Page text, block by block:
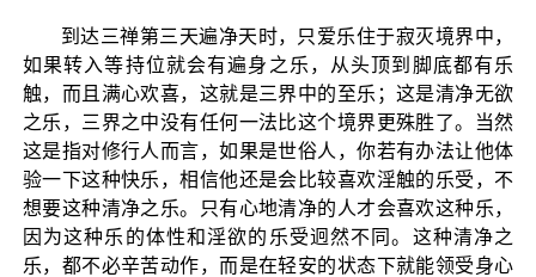
到达三禅第三天遍净天时，只爱乐住于寂灭境界中，
如果转入等持位就会有遍身之乐，从头顶到脚底都有乐
触，而且满心欢喜，这就是三界中的至乐；这是清净无欲
之乐，三界之中没有任何一法比这个境界更殊胜了。当然
这是指对修行人而言，如果是世俗人，你若有办法让他体
验一下这种快乐，相信他还是会比较喜欢淫触的乐受，不
想要这种清净之乐。只有心地清净的人才会喜欢这种乐，
因为这种乐的体性和淫欲的乐受迥然不同。这种清净之
乐，都不必辛苦动作，而是在轻安的状态下就能领受身心